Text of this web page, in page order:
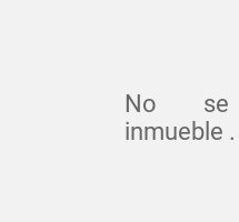
No se
inmueble .